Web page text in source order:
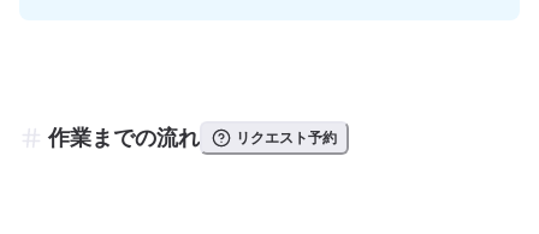
作業までの流れ リクエスト予約